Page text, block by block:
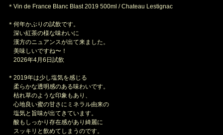
＊Vin de France Blanc Blast 2019 500ml / Chateau Lestignac
＊何年かぶりの試飲です。
深い紅茶の様な味わいに
漢方のニュアンスが出て来ました。
美味しいですね〜！
2026年4月6日試飲
＊2019年は少し塩気を感じる
柔らかな透明感のある味わいです。
枯れ草のような印象もあり、
心地良い蜜の甘さにミネラル由来の
塩気と旨味が出てきています。
酸もしっかり存在感があり綺麗に
スッキリと飲めてしまうのです。